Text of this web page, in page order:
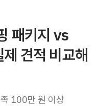
패키지 vs
견적 비교해
100만 원 이상